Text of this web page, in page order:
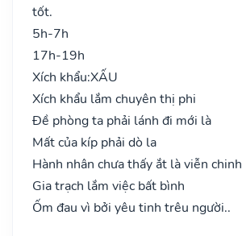
tốt.
5h-7h
17h-19h
Xích khẩu:XẤU
Xích khẩu lắm chuyên thị phi
Đề phòng ta phải lánh đi mới là
Mất của kíp phải dò la
Hành nhân chưa thấy ắt là viễn chinh
Gia trạch lắm việc bất bình
Ốm đau vì bởi yêu tinh trêu người..